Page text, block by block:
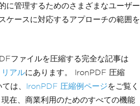
に管理するためのさまざまなユーザー
ケースに対応するアプローチの範囲を
ファイルを圧縮する完全な記事は
アルにあります。 IronPDF 圧縮
は、 IronPDF 圧縮例ページをご覧く
現在、商業利用のためのすべての機能